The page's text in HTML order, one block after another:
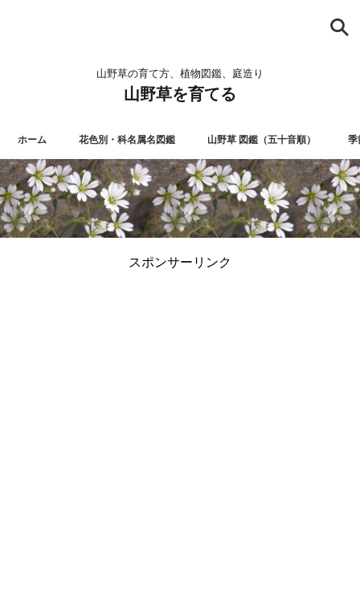
山野草の育て方、植物図鑑、庭造り
山野草を育てる
ホーム 花色別・科名属名図鑑 山野草 図鑑（五十音順） 季
スポンサーリンク